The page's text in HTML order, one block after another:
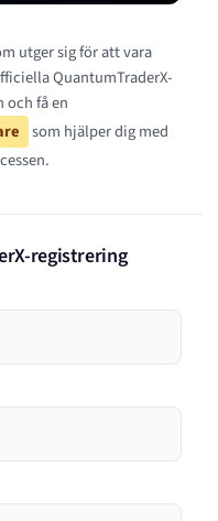
utger sig för att vara
QuantumTraderX-
få en
som hjälper dig med
registrering